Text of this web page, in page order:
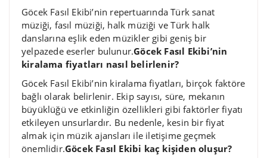
Göcek Fasıl Ekibi’nin repertuarında Türk sanat
müziği, fasıl müziği, halk müziği ve Türk halk
danslarına eşlik eden müzikler gibi geniş bir
yelpazede eserler bulunur.Göcek Fasıl Ekibi’nin
kiralama fiyatları nasıl belirlenir?
Göcek Fasıl Ekibi’nin kiralama fiyatları, birçok faktöre
bağlı olarak belirlenir. Ekip sayısı, süre, mekanın
büyüklüğü ve etkinliğin özellikleri gibi faktörler fiyatı
etkileyen unsurlardır. Bu nedenle, kesin bir fiyat
almak için müzik ajansları ile iletişime geçmek
önemlidir.Göcek Fasıl Ekibi kaç kişiden oluşur?